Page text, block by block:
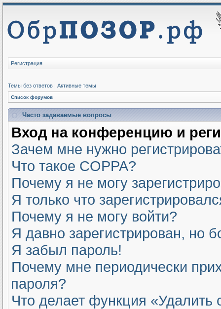
Регистрация
Темы без ответов | Активные темы
Список форумов
Часто задаваемые вопросы
Вход на конференцию и
Зачем мне нужно
Что такое COPPA?
Почему я не могу
Я только что
Почему я не могу войти?
Я давно зарегистрирован, но
Я забыл пароль!
Почему мне периодически
пароля?
Что делает функция «Удалить